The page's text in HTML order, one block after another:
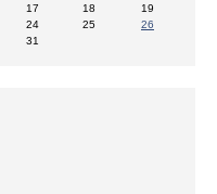
17 18
19
24 25
26
31